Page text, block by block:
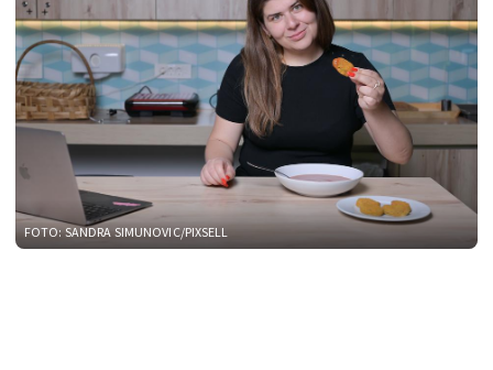
FOTO: SANDRA SIMUNOVIC/PIXSELL